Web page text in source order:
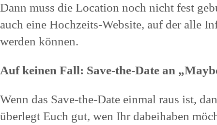
Dann muss die Location noch nicht fest
auch eine Hochzeits-Website, auf der alle
werden können.
Auf keinen Fall: Save-the-Date an
Wenn das Save-the-Date einmal raus ist,
überlegt Euch gut, wen Ihr dabeihaben